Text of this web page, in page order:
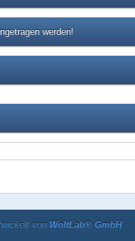
werden!
von WoltLab® GmbH